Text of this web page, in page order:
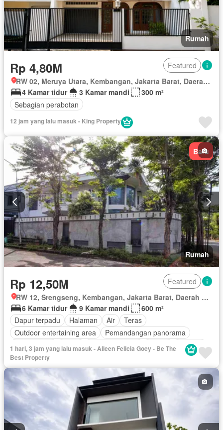
Rumah
Rp 4,80M
Featured
RW 02, Meruya Utara, Kembangan, Jakarta Barat, Daerah Khusus Ibukota Jakarta
4 Kamar tidur
3 Kamar mandi
300 m²
Sebagian perabotan
12 jam yang lalu masuk - King Property
Baru
Rumah
Rp 12,50M
Featured
RW 12, Srengseng, Kembangan, Jakarta Barat, Daerah Khusus Ibukota Jakarta
6 Kamar tidur
9 Kamar mandi
600 m²
Dapur terpadu
Halaman Air
Teras
Outdoor entertaining area
Pemandangan panorama
Fully fenced
Listrik Area anak-anak Garasi
Internet
Sebagian perabotan
1 hari, 3 jam yang lalu masuk - Aileen Felicia Goey - Be The
Best Property